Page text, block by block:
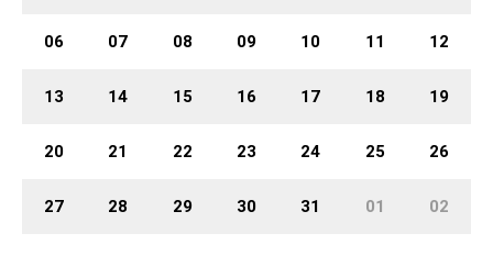
06 07 08 09 10 11 12
13 14 15 16 17 18 19
20 21 22 23 24 25 26
27 28 29 30 31 01 02